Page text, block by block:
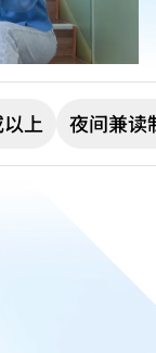
上 夜间兼读